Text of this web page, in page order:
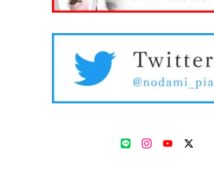
LINEInstagram
YouTube